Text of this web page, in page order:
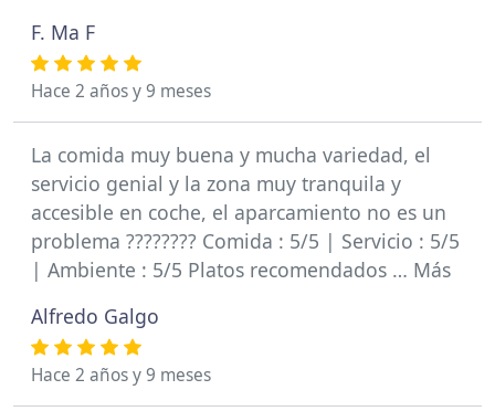
F. Ma F
Hace 2 años y 9 meses
La comida muy buena y mucha variedad, el
servicio genial y la zona muy tranquila y
accesible en coche, el aparcamiento no es un
problema ???????? Comida : 5/5 | Servicio : 5/5
| Ambiente : 5/5 Platos recomendados … Más
Alfredo Galgo
Hace 2 años y 9 meses